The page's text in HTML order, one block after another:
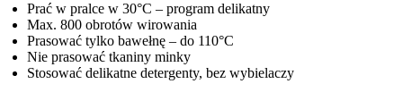
Prać w pralce w 30°C – program delikatny
Max. 800 obrotów wirowania
Prasować tylko bawełnę – do 110°C
Nie prasować tkaniny minky
Stosować delikatne detergenty, bez wybielaczy